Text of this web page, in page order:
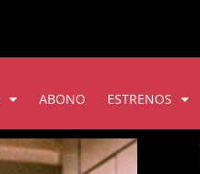
ABONO ESTRENOS